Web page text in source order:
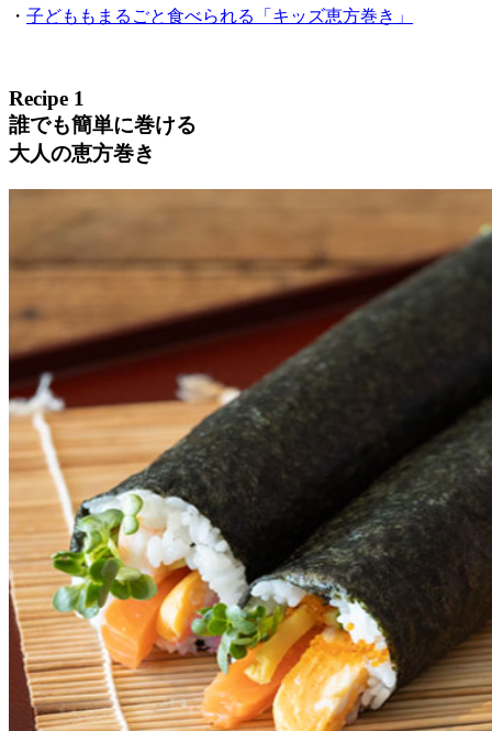
・ 子どももまるごと食べられる「キッズ恵方巻き」
Recipe 1
誰でも簡単に巻ける
大人の恵方巻き